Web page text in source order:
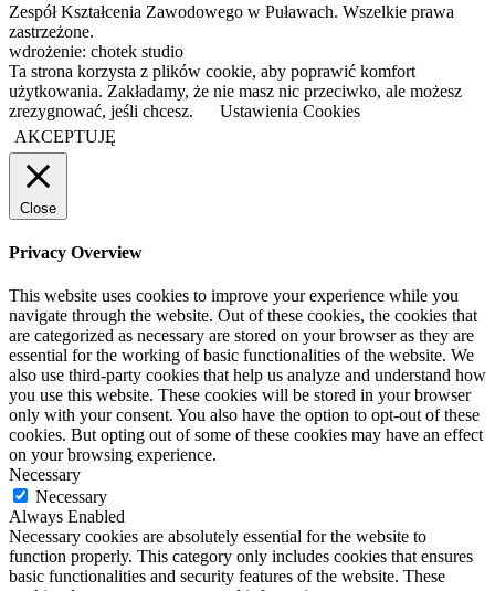
Zespół Kształcenia Zawodowego w Puławach. Wszelkie prawa
zastrzeżone.
wdrożenie: chotek studio
Ta strona korzysta z plików cookie, aby poprawić komfort
użytkowania. Zakładamy, że nie masz nic przeciwko, ale możesz
zrezygnować, jeśli chcesz.
Ustawienia Cookies
AKCEPTUJĘ
Close
Privacy Overview
This website uses cookies to improve your experience while you
navigate through the website. Out of these cookies, the cookies that
are categorized as necessary are stored on your browser as they are
essential for the working of basic functionalities of the website. We
also use third-party cookies that help us analyze and understand how
you use this website. These cookies will be stored in your browser
only with your consent. You also have the option to opt-out of these
cookies. But opting out of some of these cookies may have an effect
on your browsing experience.
Necessary
Necessary
Always Enabled
Necessary cookies are absolutely essential for the website to
function properly. This category only includes cookies that ensures
basic functionalities and security features of the website. These